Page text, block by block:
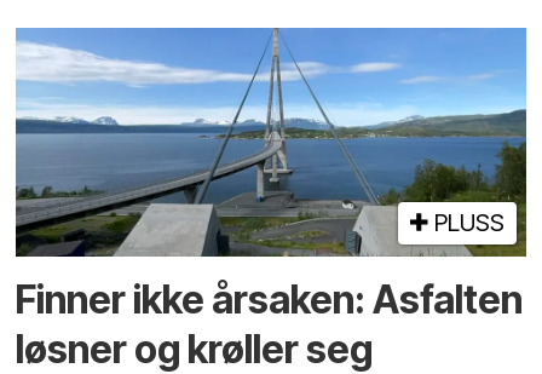
PLUSS
Finner ikke årsaken: Asfalten
løsner og krøller seg